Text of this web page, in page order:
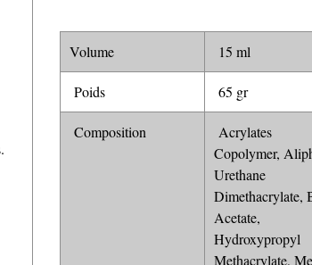
Volume 15 ml
Poids 65 gr
Composition
Acrylates
Copolymer,
Urethane
Dimethacrylate,
Acetate,
Hydroxypropyl
Methacrylate,